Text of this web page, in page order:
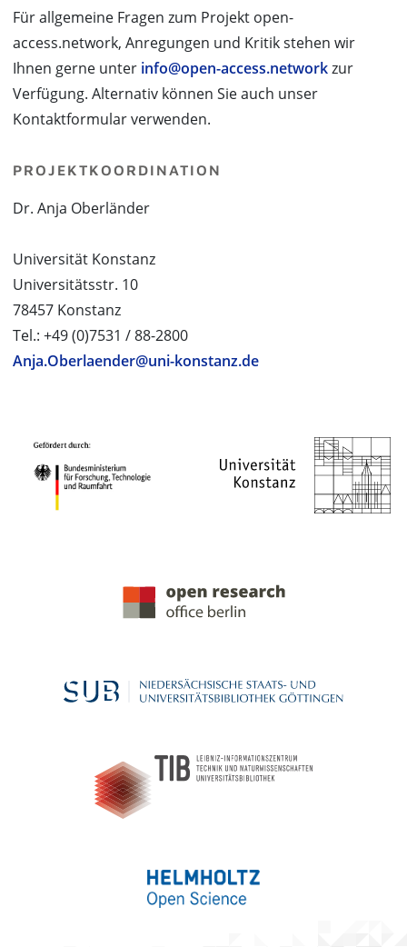
Für allgemeine Fragen zum Projekt open-
access.network, Anregungen und Kritik stehen wir
Ihnen gerne unter info@open-access.networkzur
Verfügung. Alternativ können Sie auch unser
Kontaktformular verwenden.
PROJEKTKOORDINATION
Dr. Anja Oberländer
Universität Konstanz
Universitätsstr. 10
78457 Konstanz
Tel.: +49 (0)7531 / 88-2800
Anja.Oberlaender@uni-konstanz.de